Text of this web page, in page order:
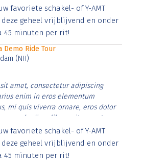
et justo cursus id rutrum lorem
vitae risus tristique posuere.
favoriete schakel- of Y-AMT
geheel vrijblijvend en onder
45 minuten per rit!
Demo Ride Tour
(NH)
amet, consectetur adipiscing
enim in eros elementum
mi quis viverra ornare, eros dolor
diam libero vitae erat.
et justo cursus id rutrum lorem
vitae risus tristique posuere.
favoriete schakel- of Y-AMT
geheel vrijblijvend en onder
45 minuten per rit!